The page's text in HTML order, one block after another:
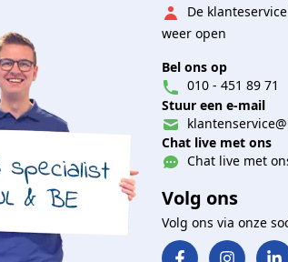
De
weer open
Bel ons op
010 - 451 89 71
Stuur een e-mail
Chat live met ons
Chat live met
Volg ons
Volg ons via onze